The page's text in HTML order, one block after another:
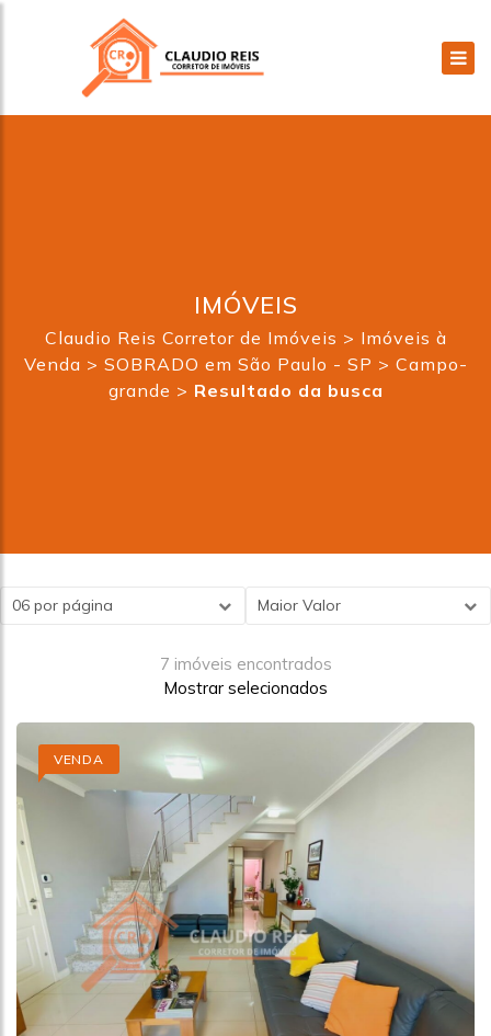
IMÓVEIS
Claudio Reis Corretor de Imóveis > Imóveis à
Venda > SOBRADO em São Paulo - SP > Campo-
grande > Resultado da busca
Maior Valor
06 por página
7 imóveis encontrados
Mostrar selecionados
VENDA